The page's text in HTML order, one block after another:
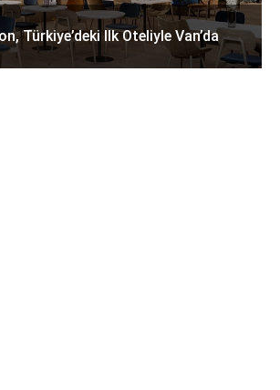
Türkiye’deki Ilk Oteliyle Van’da